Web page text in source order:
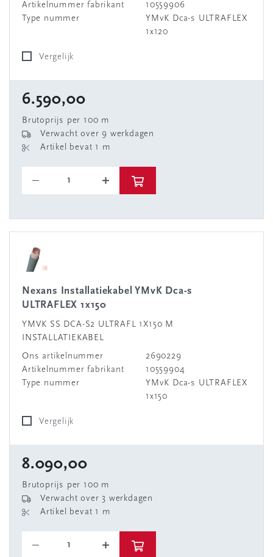
Artikelnummer fabrikant
10559906
Type nummer
YMvK Dca-s ULTRAFLEX
1x120
Vergelijk
6.590,00
Brutoprijs per 100 m
Verwacht over 9 werkdagen
Artikel bevat 1 m
Nexans Installatiekabel YMvK Dca-s
ULTRAFLEX 1x150
YMVK SS DCA-S2 ULTRAFL 1X150 M
INSTALLATIEKABEL
Ons artikelnummer
2690229
Artikelnummer fabrikant
10559904
Type nummer
YMvK Dca-s ULTRAFLEX
1x150
Vergelijk
8.090,00
Brutoprijs per 100 m
Verwacht over 3 werkdagen
Artikel bevat 1 m